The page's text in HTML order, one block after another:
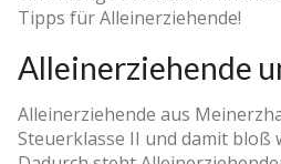
Tipps für Alleinerziehende!
Alleinerziehende
Alleinerziehende aus
Steuerklasse II und damit bloß